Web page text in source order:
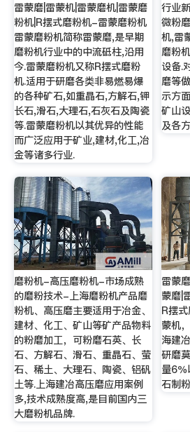
雷蒙磨|雷蒙机|雷蒙磨机|雷蒙磨
粉机|R摆式磨粉机-雷蒙磨粉机
雷蒙磨粉机简称雷蒙磨,是早期
磨粉机行业中的中流砥柱,沿用
今.雷蒙磨粉机又称R摆式磨粉
机.适用于研磨各类非易燃易爆
的各种矿石,如重晶石,方解石,钾
长石,滑石,大理石,石灰石及陶瓷
等.雷蒙磨粉机以其优异的性能
而广泛应用于矿业,建材,化工,冶
金等诸多行业.
行业
微粉
机,雷
磨粉
设备.
磨等
示方
矿山
及各
磨粉机-高压磨粉机-市场成熟
的磨粉技术-上海磨粉机产品磨
粉机、高压磨主要适用于冶金、
建材、化工、矿山等矿产品物料
的粉磨加工，可粉磨石英、长
石、方解石、滑石、重晶石、萤
石、稀土、大理石、陶瓷、铝矾
土等.上海建冶高压磨应用案例
多,技术成熟度高,是目前国内三
大磨粉机品牌.
雷蒙
蒙磨|
R摆
蒙机
海建
研磨
量6％
石制